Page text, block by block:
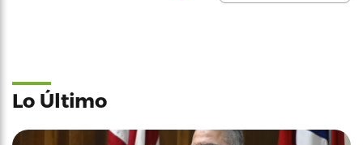
Lo Último